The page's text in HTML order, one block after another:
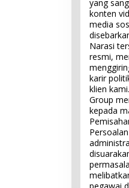
yang
konten
media
Narasi
resmi,
karir
klien
Group
kepada